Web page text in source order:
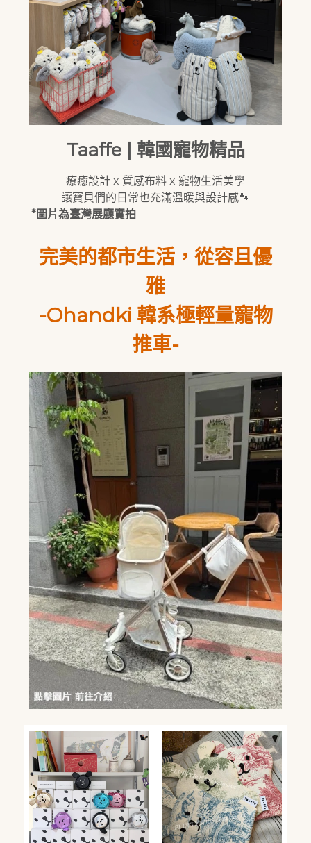
Taaffe | 韓國寵物精品
療癒設計 x 質感布料 x 寵物生活美學
讓寶貝們的日常也充滿溫暖與設計感🐾
*圖片為臺灣展廳實拍
完美的都市生活，從容且優
雅
-Ohandki 韓系極輕量寵物
推車-